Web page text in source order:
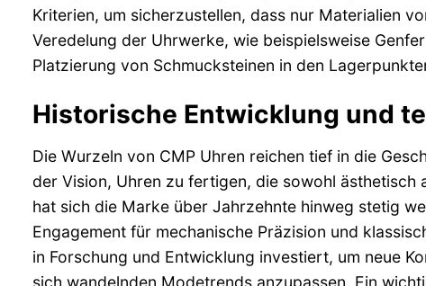
Kriterien, um sicherzustellen, dass nur Materialien
Veredelung der Uhrwerke, wie beispielsweise
Platzierung von Schmucksteinen in den
Historische Entwicklung und
Die Wurzeln von CMP Uhren reichen tief in die
der Vision, Uhren zu fertigen, die sowohl
hat sich die Marke über Jahrzehnte hinweg stetig
Engagement für mechanische Präzision und
in Forschung und Entwicklung investiert, um neue
sich wandelnden Modetrends anzupassen. Ein